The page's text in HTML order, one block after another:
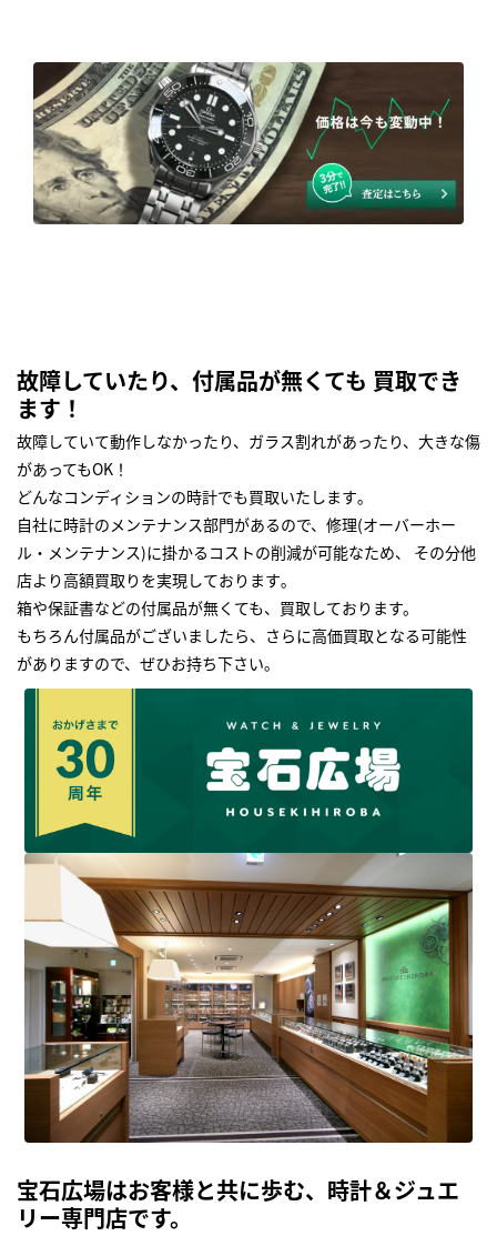
故障していたり、付属品が無くても 買取でき
ます！
故障していて動作しなかったり、ガラス割れがあったり、大きな傷
があってもOK！
どんなコンディションの時計でも買取いたします｡
自社に時計のメンテナンス部門があるので、修理(オーバーホー
ル・メンテナンス)に掛かるコストの削減が可能なため、 その分他
店より高額買取りを実現しております｡
箱や保証書などの付属品が無くても、買取しております。
もちろん付属品がございましたら、さらに高価買取となる可能性
がありますので、ぜひお持ち下さい｡
宝石広場はお客様と共に歩む、時計＆ジュエ
リー専門店です。